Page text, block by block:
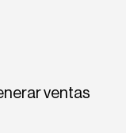
ventas